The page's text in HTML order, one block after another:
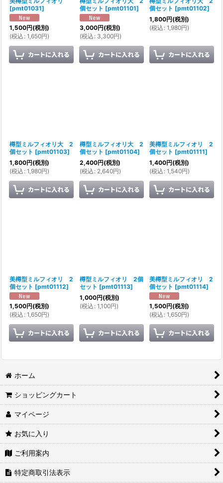
[pmt01031]
1,500円(税別)
(税込 : 1,650円)
個セット [pmt01101]
3,000円(税別)
(税込 : 3,300円)
個セット [pmt01102]
1,800円(税別)
(税込 : 1,980円)
樽型ミルフィオリ大 2
個セット [pmt01103]
1,800円(税別)
(税込 : 1,980円)
樽型ミルフィオリ大 2
個セット [pmt01104]
2,400円(税別)
(税込 : 2,640円)
美樽型ミルフィオリ 2
個セット [pmt01111]
1,400円(税別)
(税込 : 1,540円)
美樽型ミルフィオリ 2
個セット [pmt01112]
1,500円(税別)
(税込 : 1,650円)
樽型ミルフィオリ 2個
セット [pmt01113]
1,000円(税別)
(税込 : 1,100円)
美樽型ミルフィオリ 2
個セット [pmt01114]
1,500円(税別)
(税込 : 1,650円)
ホーム
ショッピングカート
マイページ
お気に入り
ご利用案内
特定商取引法表示